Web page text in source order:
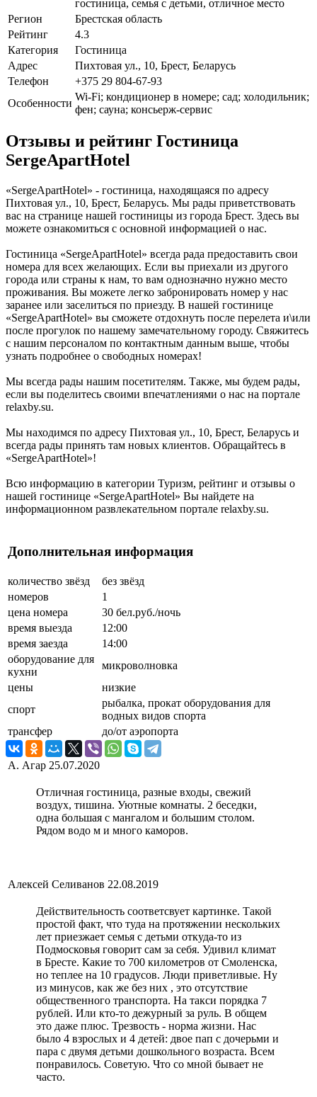
гостиница, семья с детьми, отличное место
Регион
Брестская область
Рейтинг
4.3
Категория
Гостиница
Адрес
Пихтовая ул., 10, Брест, Беларусь
Телефон
+375 29 804-67-93
Особенности
Wi-Fi; кондиционер в номере; сад; холодильник;
фен; сауна; консьерж-сервис
Отзывы и рейтинг Гостиница
SergeApartHotel
«SergeApartHotel» - гостиница, находящаяся по адресу
Пихтовая ул., 10, Брест, Беларусь. Мы рады приветствовать
вас на странице нашей гостиницы из города Брест. Здесь вы
можете ознакомиться с основной информацией о нас.
Гостиница «SergeApartHotel» всегда рада предоставить свои
номера для всех желающих. Если вы приехали из другого
города или страны к нам, то вам однозначно нужно место
проживания. Вы можете легко забронировать номер у нас
заранее или заселиться по приезду. В нашей гостинице
«SergeApartHotel» вы сможете отдохнуть после перелета и\или
после прогулок по нашему замечательному городу. Свяжитесь
с нашим персоналом по контактным данным выше, чтобы
узнать подробнее о свободных номерах!
Мы всегда рады нашим посетителям. Также, мы будем рады,
если вы поделитесь своими впечатлениями о нас на портале
relaxby.su.
Мы находимся по адресу Пихтовая ул., 10, Брест, Беларусь и
всегда рады принять там новых клиентов. Обращайтесь в
«SergeApartHotel»!
Всю информацию в категории Туризм, рейтинг и отзывы о
нашей гостинице «SergeApartHotel» Вы найдете на
информационном развлекательном портале relaxby.su.
Дополнительная информация
количество звёзд
без звёзд
номеров
1
цена номера
30 бел.руб./ночь
время выезда
12:00
время заезда
14:00
оборудование для
кухни
микроволновка
цены
низкие
спорт
рыбалка, прокат оборудования для
водных видов спорта
трансфер
до/от аэропорта
А. Агар 25.07.2020
Отличная гостиница, разные входы, свежий
воздух, тишина. Уютные комнаты. 2 беседки,
одна большая с мангалом и большим столом.
Рядом водо м и много каморов.
Алексей Селиванов 22.08.2019
Действительность соответсвует картинке. Такой
простой факт, что туда на протяжении нескольких
лет приезжает семья с детьми откуда-то из
Подмосковья говорит сам за себя. Удивил климат
в Бресте. Какие то 700 километров от Смоленска,
но теплее на 10 градусов. Люди приветливые. Ну
из минусов, как же без них , это отсутствие
общественного транспорта. На такси порядка 7
рублей. Или кто-то дежурный за руль. В общем
это даже плюс. Трезвость - норма жизни. Нас
было 4 взрослых и 4 детей: двое пап с дочерьми и
пара с двумя детьми дошкольного возраста. Всем
понравилось. Советую. Что со мной бывает не
часто.